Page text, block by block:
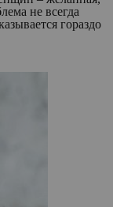
не всегда
гораздо